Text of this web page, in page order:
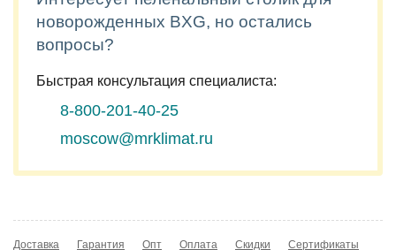
новорожденных BXG, но остались
вопросы?
Быстрая консультация специалиста:
8-800-201-40-25
moscow@mrklimat.ru
Доставка Гарантия Опт Оплата Скидки Сертификаты